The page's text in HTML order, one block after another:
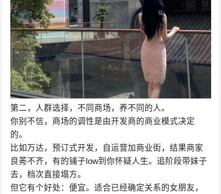
第二，人群选择，不同商场，养不同的人。
你别不信，商场的调性是由开发商的商业模式决定
的。
比如万达，预订式开发，自运营加商业街，结果商家
良莠不齐，有的铺子low到你怀疑人生。追阶段带妹子
去，档次直接塌方。
但它有个好处：便宜。适合已经确定关系的女朋友，